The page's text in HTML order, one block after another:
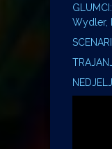
Wydler,